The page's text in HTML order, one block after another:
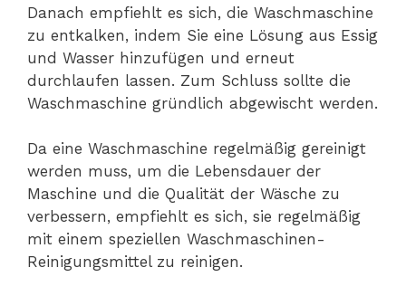
Danach empfiehlt es sich, die Waschmaschine
zu entkalken, indem Sie eine Lösung aus Essig
und Wasser hinzufügen und erneut
durchlaufen lassen. Zum Schluss sollte die
Waschmaschine gründlich abgewischt werden.
Da eine Waschmaschine regelmäßig gereinigt
werden muss, um die Lebensdauer der
Maschine und die Qualität der Wäsche zu
verbessern, empfiehlt es sich, sie regelmäßig
mit einem speziellen Waschmaschinen-
Reinigungsmittel zu reinigen.